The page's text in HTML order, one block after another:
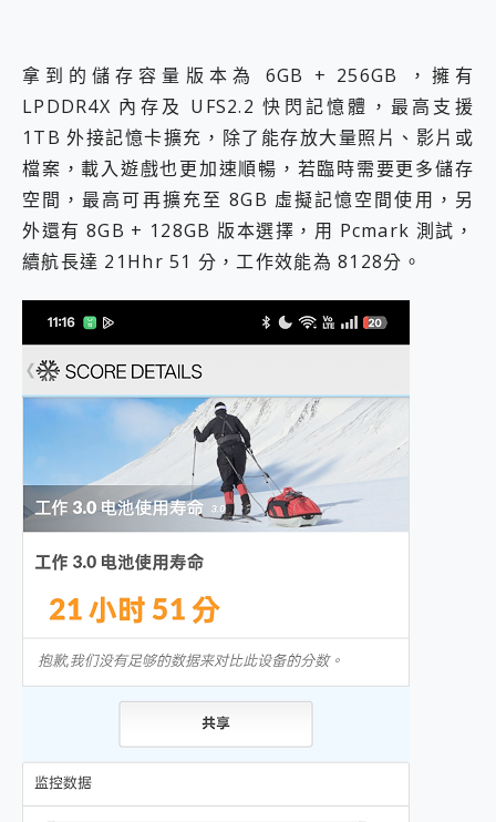
拿到的儲存容量版本為 6GB + 256GB ，擁有
LPDDR4X 內存及 UFS2.2 快閃記憶體，最高支援
1TB 外接記憶卡擴充，除了能存放大量照片、影片或
檔案，載入遊戲也更加速順暢，若臨時需要更多儲存
空間，最高可再擴充至 8GB 虛擬記憶空間使用，另
外還有 8GB + 128GB 版本選擇，用 Pcmark 測試，
續航長達 21Hhr 51 分，工作效能為 8128分。